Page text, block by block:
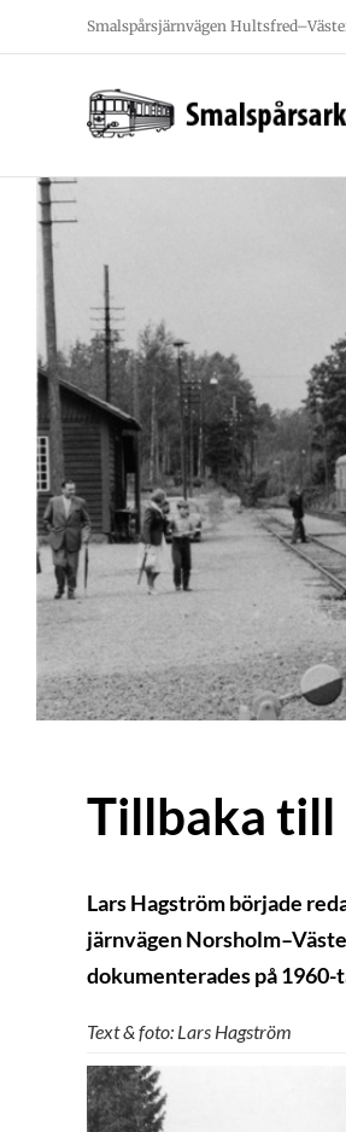
Smalspårsjärnvägen
Tillbaka till
Lars Hagström började
järnvägen
dokumenterades på 1960-
Text & foto: Lars Hagström